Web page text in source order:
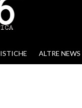
ALTRE NEWS